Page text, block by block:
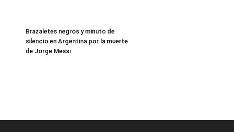
Brazaletes negros y minuto de
silencio en Argentina por la muerte
de Jorge Messi